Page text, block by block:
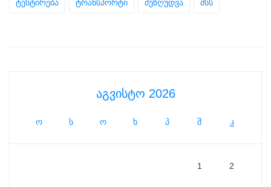
ტესტირება ტრანსპორტი შეზღუდვა შსს
აგვისტო 2026
ო ს ო ხ პ შ კ
1 2